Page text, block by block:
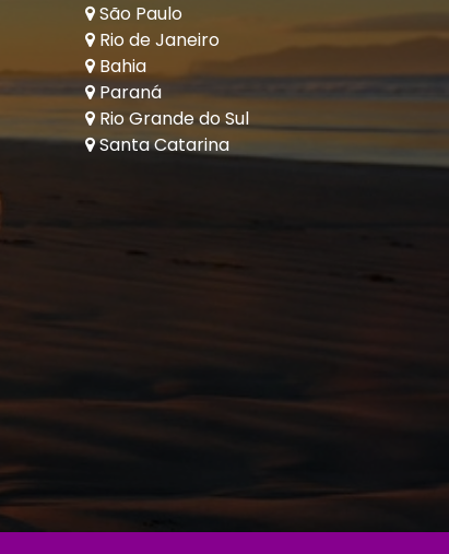
São Paulo
Rio de Janeiro
Bahia
Paraná
Rio Grande do Sul
Santa Catarina